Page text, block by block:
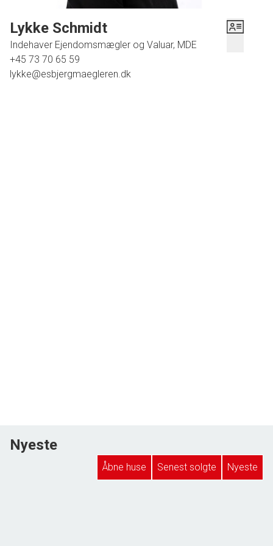
Lykke Schmidt
Indehaver Ejendomsmægler og Valuar, MDE
+45 73 70 65 59
lykke@esbjergmaegleren.dk
Nyeste
Åbne huse Senest solgte Nyeste